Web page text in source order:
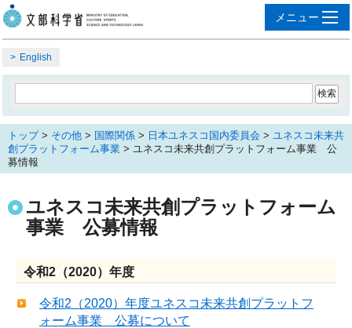
English
トップ> その他 > 国際関係 > 日本ユネスコ国内委員会 > ユネスコ未来共
創プラットフォーム事業 > ユネスコ未来共創プラットフォーム事業 公
募情報
ユネスコ未来共創プラットフォーム
事業 公募情報
令和2（2020）年度
令和2（2020）年度ユネスコ未来共創プラットフ
ォーム事業 公募について